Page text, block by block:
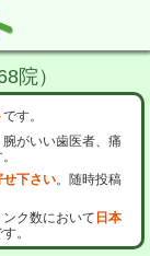
院）
です。
がいい歯医者、痛
せ下さい。随時投稿
ク数において 日本
。